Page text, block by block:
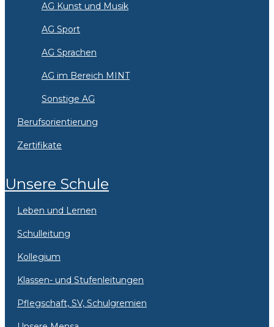
AG Kunst und Musik
AG Sport
AG Sprachen
AG im Bereich MINT
Sonstige AG
Berufsorientierung
Zertifikate
Unsere Schule
Leben und Lernen
Schulleitung
Kollegium
Klassen- und Stufenleitungen
Pflegschaft, SV, Schulgremien